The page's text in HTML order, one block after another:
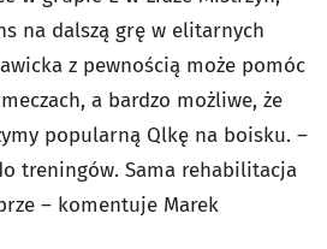
na dalszą grę w elitarnych
z pewnością może pomóc
a bardzo możliwe, że
popularną Qlkę na boisku. –
treningów. Sama rehabilitacja
– komentuje Marek